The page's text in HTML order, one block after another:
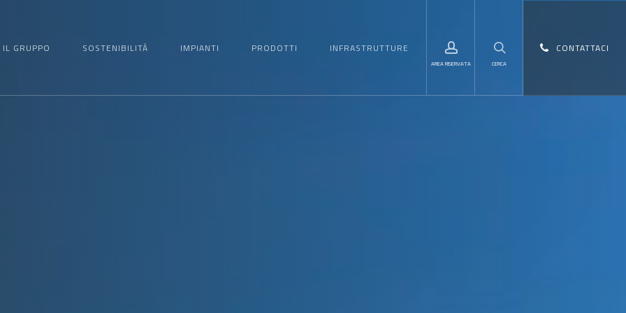
IL GRUPPO SOSTENIBILITÀ IMPIANTI PRODOTTI INFRASTRUTTURE CONTATTACI
search
account